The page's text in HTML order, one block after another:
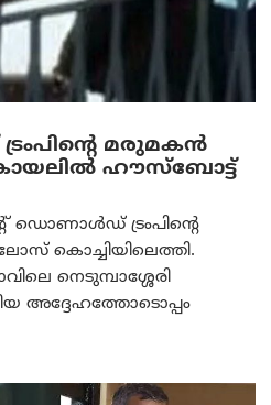
മരുമകൻ
കായലിൽ ഹൗസ്ബോട്ട്
ഡൊണാൾഡ് ട്രംപിന്റെ
കൊച്ചിയിലെത്തി.
നെടുമ്പാശ്ശേരി
അദ്ദേഹത്തോടൊപ്പം